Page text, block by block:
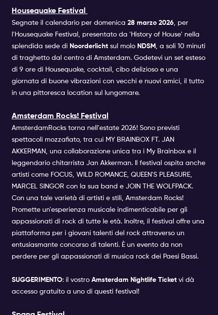
Dress Code: Party Chic
Age: 18+
Event Time: 13:00 - 23:00
Ticket Information: Kindly note that the
Confirmation Ticket you receive upon purchasing
this Special Event is not your official entry ticket.
Your official event ticket will be sent to you 1–2
days before the Festival Start Date.
Housequake Festival
Segnate il calendario per domenica 28 marzo 2026 , per
l'Housequake Festival, presentato da 'History of House' nella
splendida sede di Noorderlicht sul molo NDSM
, a soli 10 minuti
di traghetto dal centro di Amsterdam. Godetevi un set esteso
di 9 ore di Housequake, cocktail, cibo delizioso e una
giornata di buone vibrazioni con vecchi e nuovi amici, il tutto
in una pittoresca location sul lungomare.
Amsterdam Rocks! Festival
AmsterdamRocks torna nell'estate 2026! Sono previsti
spettacoli mozzafiato, tra cui MY BRAINBOX FT. JAN
AKKERMAN, una collaborazione unica tra i My Brainbox e il
leggendario chitarrista Jan Akkerman. Il festival ospita anche
artisti come FOCUS, WILD ROMANCE, QUEEN'S PLEASURE,
MARCEL SINGOR con la sua band e JOIN THE WOLFPACK.
Con una tale varietà di artisti e stili, Amsterdam Rocks!
Promette un'esperienza musicale indimenticabile per gli
appassionati di rock di tutte le età. Inoltre, il festival offre una
piattaforma per i giovani talenti del rock attraverso un
entusiasmante concorso di talenti. È un evento da non
perdere per gli appassionati di musica rock dei Paesi Bassi.
SUGGERIMENTO: il vostro Amsterdam Nightlife Ticket vi dà
accesso gratuito a uno di questi festival!